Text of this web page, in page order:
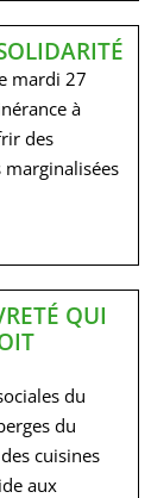
mardi 27
à
des
marginalisées
QUI
du
du
cuisines
aux